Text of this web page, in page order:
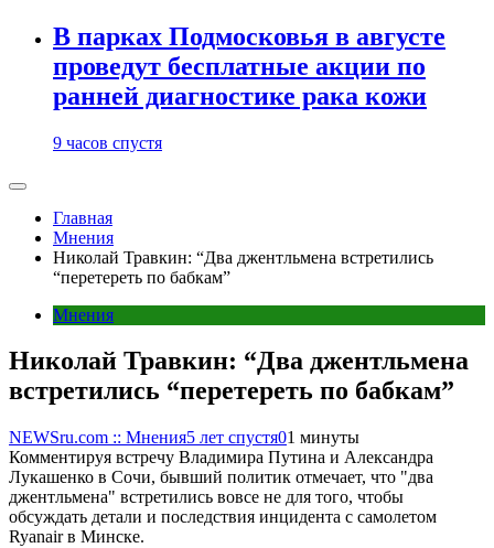
В парках Подмосковья в августе
проведут бесплатные акции по
ранней диагностике рака кожи
9 часов спустя
Главная
Мнения
Николай Травкин: “Два джентльмена встретились
“перетереть по бабкам”
Мнения
Николай Травкин: “Два джентльмена
встретились “перетереть по бабкам”
NEWSru.com :: Мнения5 лет спустя01 минуты
Комментируя встречу Владимира Путина и Александра
Лукашенко в Сочи, бывший политик отмечает, что "два
джентльмена" встретились вовсе не для того, чтобы
обсуждать детали и последствия инцидента с самолетом
Ryanair в Минске.